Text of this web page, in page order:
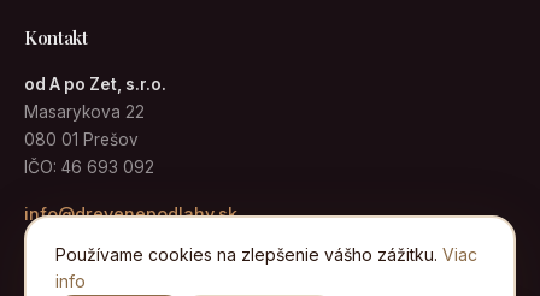
Používame cookies na zlepšenie vášho zážitku. Viac
info
Kontakt
od A po Zet, s.r.o.
Masarykova 22
080 01 Prešov
IČO: 46 693 092
info@drevenepodlahy.sk